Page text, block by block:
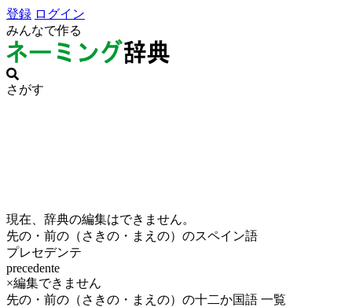
登録 ログイン
みんなで作る
さがす
現在、辞典の編集はできません。
先の・前の（さきの・まえの）のスペイン語
プレセデンテ
precedente
×編集できません
先の・前の（さきの・まえの）の十二か国語 一覧